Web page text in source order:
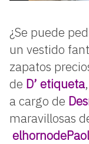
¿Se puede
un vestido
zapatos
de D’ etiqueta
a cargo de
maravillosas